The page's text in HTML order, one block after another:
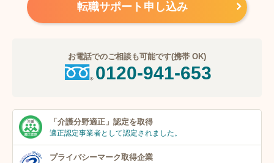
転職サポート申し込み
お電話でのご相談も可能です(携帯 OK)
0120-941-653
「介護分野適正」 認定を取得
適正認定事業者として認定されました。
プライバシーマーク取得企業